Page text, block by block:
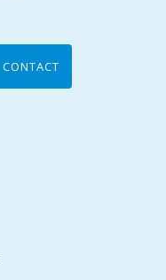
CONTACT